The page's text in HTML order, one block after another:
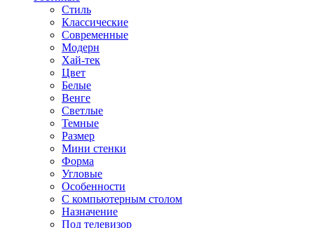
Стиль
Классические
Современные
Модерн
Хай-тек
Цвет
Белые
Венге
Светлые
Темные
Размер
Мини стенки
Форма
Угловые
Особенности
С компьютерным столом
Назначение
Под телевизор